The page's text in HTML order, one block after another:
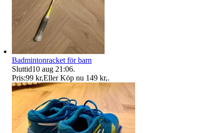
Badmintonracket för barn
Sluttid10 aug 21:06.
Pris:99 kr,Eller Köp nu 149 kr,.